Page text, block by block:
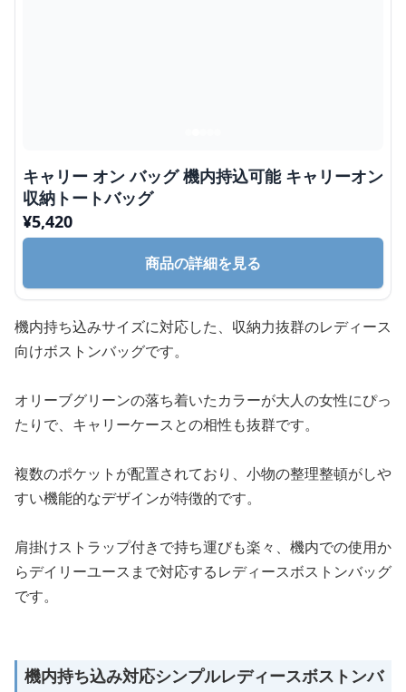
キャリー オン バッグ 機内持込可能 キャリーオン
収納トートバッグ
¥5,420
商品の詳細を見る
機内持ち込みサイズに対応した、収納力抜群のレディース
向けボストンバッグです。
オリーブグリーンの落ち着いたカラーが大人の女性にぴっ
たりで、キャリーケースとの相性も抜群です。
複数のポケットが配置されており、小物の整理整頓がしや
すい機能的なデザインが特徴的です。
肩掛けストラップ付きで持ち運びも楽々、機内での使用か
らデイリーユースまで対応するレディースボストンバッグ
です。
機内持ち込み対応シンプルレディースボストンバ